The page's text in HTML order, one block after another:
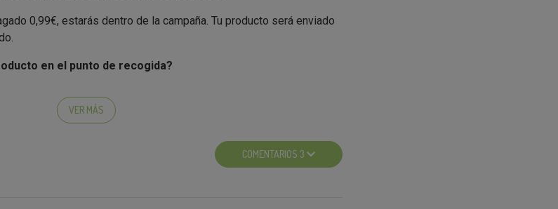
0,99€, estarás dentro de la campaña. Tu producto será enviado
en el punto de recogida?
Atento a las instrucciones.
sencillo, como siempre, tu opinión sincera es lo más importante
VER MÁS
COMENTARIOS 3